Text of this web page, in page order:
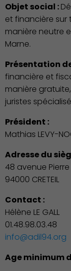
Objet social :
et financière
manière neutre
Marne.
Présentation
financière et
manière
juristes
Président :
Mathias LEVY-
Adresse du
48 avenue
94000 CRETEIL
Contact :
Hélène LE GALL
01.48.98.03.48
info@adil94.org
Age minimum